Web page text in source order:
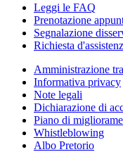
Leggi le FAQ
Prenotazione
Segnalazione
Richiesta
Amministrazione
Informativa privacy
Note legali
Dichiarazione di
Piano di
Whistleblowing
Albo Pretorio